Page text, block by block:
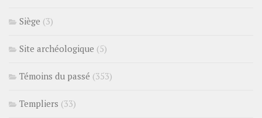
Siège (3)
Site archéologique (5)
Témoins du passé (353)
Templiers (33)